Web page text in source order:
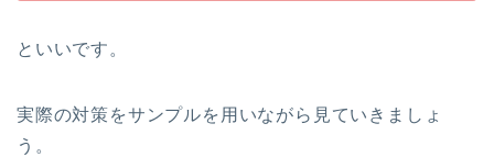
といいです。
実際の対策をサンプルを用いながら見ていきましょ
う。